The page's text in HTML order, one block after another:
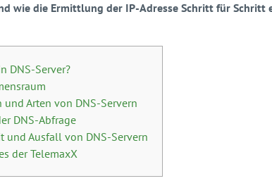
wie die Ermittlung der IP-Adresse Schritt für Schritt
DNS-Server?
und Arten von DNS-Servern
DNS-Abfrage
und Ausfall von DNS-Servern
der TelemaxX